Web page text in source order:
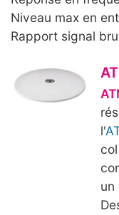
Niveau max en
Rapport signal
l'
un